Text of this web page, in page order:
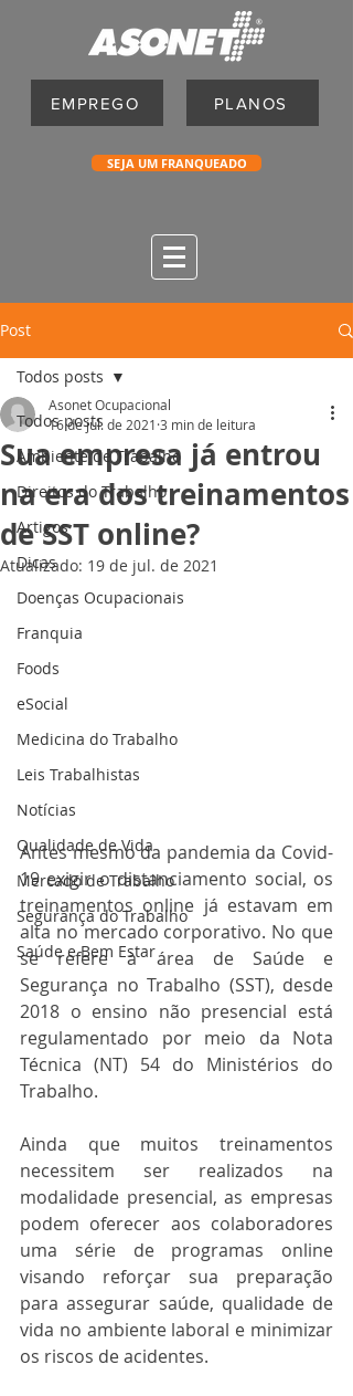
EMPREGO PLANOS
SEJA UM FRANQUEADO
Post
Todos posts
Ambiente de Trabalho
Direitos do Trabalho
Artigos
Dicas
Doenças Ocupacionais
Franquia
Foods
eSocial
Medicina do Trabalho
Leis Trabalhistas
Notícias
Qualidade de Vida
Mercado de Trabalho
Segurança do Trabalho
Saúde e Bem Estar
Todos posts
Sua empresa já entrou
na era dos treinamentos
de SST online?
Asonet Ocupacional
16 de jul. de 2021 3 min de leitura
Atualizado: 19 de jul. de 2021
Antes mesmo da pandemia da Covid-
19 exigir o distanciamento social, os
treinamentos online já estavam em
alta no mercado corporativo. No que
se refere à área de Saúde e
Segurança no Trabalho (SST), desde
2018 o ensino não presencial está
regulamentado por meio da Nota
Técnica (NT) 54 do Ministérios do
Trabalho.
Ainda que muitos treinamentos
necessitem ser realizados na
modalidade presencial, as empresas
podem oferecer aos colaboradores
uma série de programas online
visando reforçar sua preparação
para assegurar saúde, qualidade de
vida no ambiente laboral e minimizar
os riscos de acidentes.